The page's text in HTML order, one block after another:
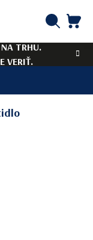
TRHU.
VERIŤ.